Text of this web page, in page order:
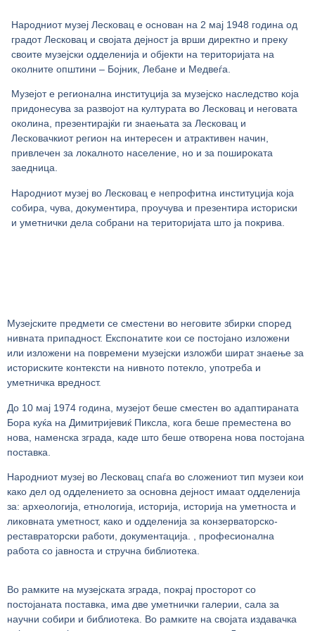
Народниот музеј Лесковац е основан на 2 мај 1948 година од
градот Лесковац и својата дејност ја врши директно и преку
своите музејски одделенија и објекти на територијата на
околните општини – Бојник, Лебане и Медвеѓа.
Музејот е регионална институција за музејско наследство која
придонесува за развојот на културата во Лесковац и неговата
околина, презентирајќи ги знаењата за Лесковац и
Лесковачкиот регион на интересен и атрактивен начин,
привлечен за локалното население, но и за пошироката
заедница.
Народниот музеј во Лесковац е непрофитна институција која
собира, чува, документира, проучува и презентира историски
и уметнички дела собрани на територијата што ја покрива.
Музејските предмети се сместени во неговите збирки според
нивната припадност. Експонатите кои се постојано изложени
или изложени на повремени музејски изложби шират знаење за
историските контексти на нивното потекло, употреба и
уметничка вредност.
До 10 мај 1974 година, музејот беше сместен во адаптираната
Бора куќа на Димитријевиќ Пиксла, кога беше преместена во
нова, наменска зграда, каде што беше отворена нова постојана
поставка.
Народниот музеј во Лесковац спаѓа во сложениот тип музеи кои
како дел од одделението за основна дејност имаат одделенија
за: археологија, етнологија, историја, историја на уметноста и
ликовната уметност, како и одделенија за конзерваторско-
реставраторски работи, документација. , професионална
работа со јавноста и стручна библиотека.
Во рамките на музејската зграда, покрај просторот со
постојаната поставка, има две уметнички галерии, сала за
научни собири и библиотека. Во рамките на својата издавачка